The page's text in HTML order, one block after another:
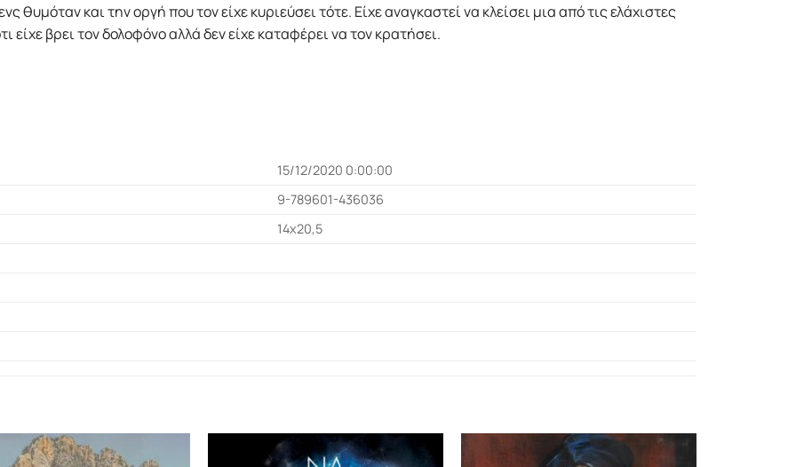
θυµόταν και την οργή που τον είχε κυριεύσει τότε. Είχε αναγκαστεί να κλείσει µια από τις ελάχιστες
είχε βρει τον δολοφόνο αλλά δεν είχε καταφέρει να τον κρατήσει.
15/12/2020 0:00:00
9-789601-436036
14x20,5